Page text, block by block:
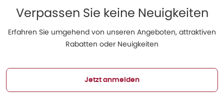
Verpassen Sie keine Neuigkeiten
Erfahren Sie umgehend von unseren Angeboten, attraktiven
Rabatten oder Neuigkeiten
Jetzt anmelden